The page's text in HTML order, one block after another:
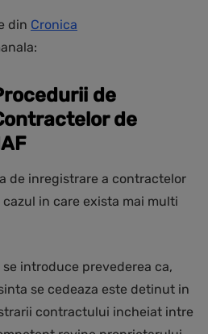
din Cronica
de
de
de inregistrare a contractelor
in care exista mai multi
introduce prevederea ca,
se cedeaza este detinut in
contractului incheiat intre